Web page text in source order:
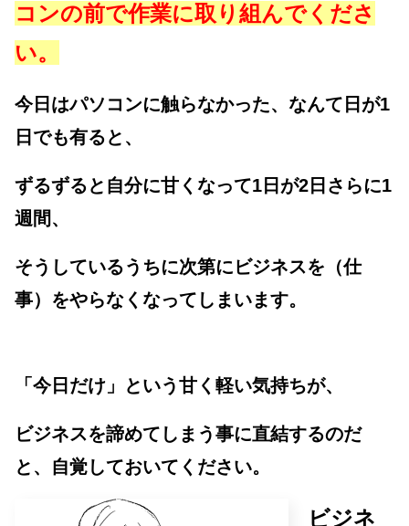
コンの前で作業に取り組んでくださ
い。
今日はパソコンに触らなかった、なんて日が1
日でも有ると、
ずるずると自分に甘くなって1日が2日さらに1
週間、
そうしているうちに次第にビジネスを（仕
事）をやらなくなってしまいます。
「今日だけ」という甘く軽い気持ちが、
ビジネスを諦めてしまう事に直結するのだ
と、自覚しておいてください。
ビジネ